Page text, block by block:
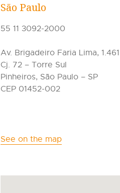
São Paulo
55 11 3092-2000
Av. Brigadeiro Faria Lima, 1.461
Cj. 72 – Torre Sul
Pinheiros, São Paulo – SP
CEP 01452-002
See on the map